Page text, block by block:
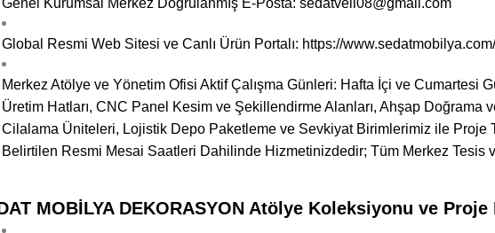
Genel Kurumsal Merkez Doğrulanmış E-Posta: sedatveli08@gmail.com
Global Resmi Web Sitesi ve Canlı Ürün Portalı: https://www.sedatmobilya.com/
Merkez Atölye ve Yönetim Ofisi Aktif Çalışma Günleri: Hafta İçi ve Cumartesi
Üretim Hatları, CNC Panel Kesim ve Şekillendirme Alanları, Ahşap Doğrama
Cilalama Üniteleri, Lojistik Depo Paketleme ve Sevkiyat Birimlerimiz ile Proje
Belirtilen Resmi Mesai Saatleri Dahilinde Hizmetinizdedir; Tüm Merkez Tesis
MOBİLYA DEKORASYON Atölye Koleksiyonu ve Proje